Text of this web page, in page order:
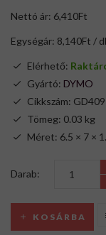
Nettó ár: 6,410Ft
Egységár: 8,140Ft /
Elérhető:
Gyártó: DYMO
Cikkszám:
Tömeg: 0.03 kg
Méret: 6.5 × 7 ×
Darab:
KOSÁRBA